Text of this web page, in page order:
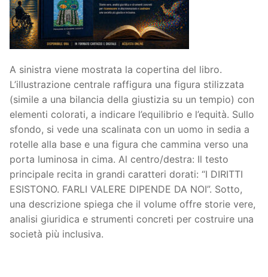
A sinistra viene mostrata la copertina del libro.
L’illustrazione centrale raffigura una figura stilizzata
(simile a una bilancia della giustizia su un tempio) con
elementi colorati, a indicare l’equilibrio e l’equità. Sullo
sfondo, si vede una scalinata con un uomo in sedia a
rotelle alla base e una figura che cammina verso una
porta luminosa in cima. Al centro/destra: Il testo
principale recita in grandi caratteri dorati: “I DIRITTI
ESISTONO. FARLI VALERE DIPENDE DA NOI”. Sotto,
una descrizione spiega che il volume offre storie vere,
analisi giuridica e strumenti concreti per costruire una
società più inclusiva.